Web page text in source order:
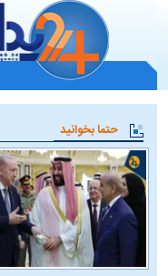
حتما بخوانید